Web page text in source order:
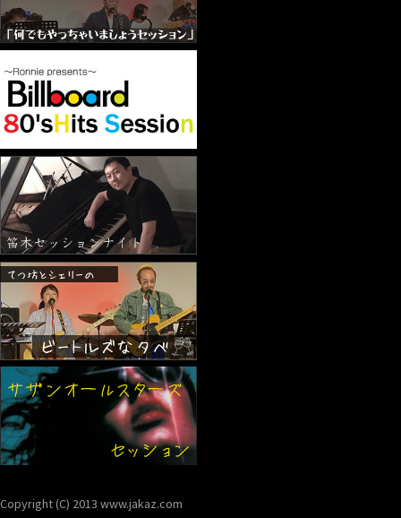
Copyright (C) 2013 www.jakaz.com